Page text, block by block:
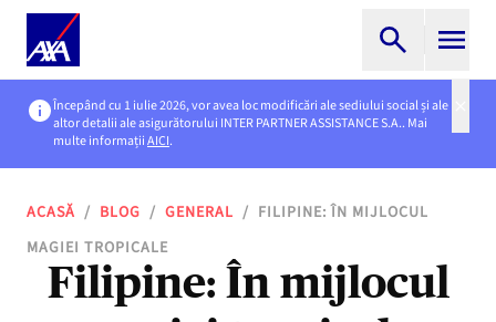
Începând cu 1 iulie 2026, vor avea loc modificări ale sediului social și ale
altor detalii ale asigurătorului INTER PARTNER ASSISTANCE S.A.. Mai
multe informațiiAICI.
ACASĂ / BLOG / GENERAL / FILIPINE: ÎN MIJLOCUL
MAGIEI TROPICALE
Filipine: În mijlocul